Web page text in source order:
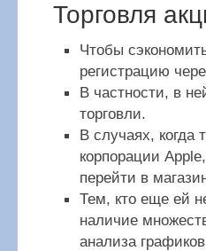
Торговля
Чтобы
регистрацию
В частности, в
торговли.
В случаях, когда
корпорации
перейти в
Тем, кто еще ей
наличие
анализа